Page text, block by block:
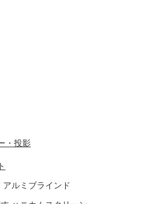
・投影
アルミブラインド